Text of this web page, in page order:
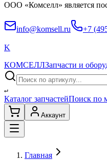
ООО «Комселл» является
info@komsell.ru +7
K
КОМСЕЛЛЗапчасти и
↵
Каталог запчастейПоиск по
Аккаунт
Главная